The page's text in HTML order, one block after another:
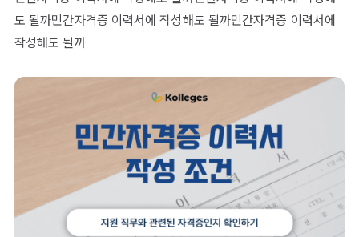
도 될까민간자격증 이력서에 작성해도 될까민간자격증 이력서에
작성해도 될까